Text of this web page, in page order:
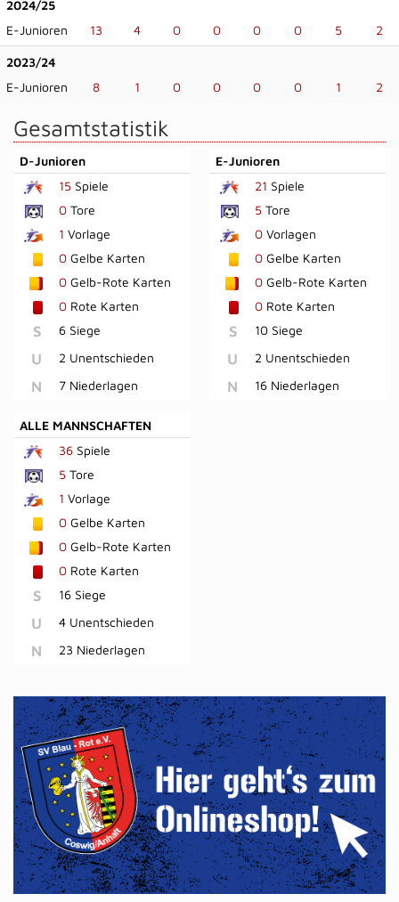
2024/25
E-Junioren
13 4 0 0 0 0 5 2
2023/24
E-Junioren
8 1 0 0 0 0 1 2
Gesamtstatistik
D-Junioren
15 Spiele
0 Tore
1 Vorlage
0 Gelbe Karten
0 Gelb-Rote Karten
0 Rote Karten
S 6 Siege
U 2 Unentschieden
N 7 Niederlagen
E-Junioren
21 Spiele
5 Tore
0Vorlagen
0Gelbe Karten
0Gelb-Rote Karten
0Rote Karten
S 10 Siege
U 2 Unentschieden
N 16 Niederlagen
ALLE MANNSCHAFTEN
36 Spiele
5 Tore
1 Vorlage
0 Gelbe Karten
0 Gelb-Rote Karten
0 Rote Karten
S 16 Siege
U 4 Unentschieden
N 23 Niederlagen